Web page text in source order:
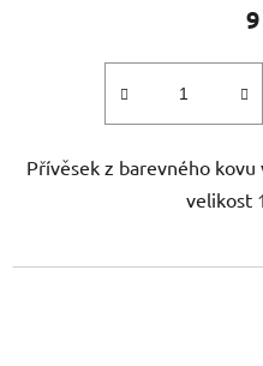
Přívěsek z barevného
velikost